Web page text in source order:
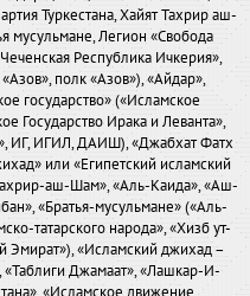
Туркестана, Хайят Тахрир аш-
мусульмане, Легион «Свобода
Республика Ичкерия»,
полк «Азов»), «Айдар»,
государство» («Исламское
Государство Ирака и Леванта»,
ИГ, ИГИЛ, ДАИШ), «Джабхат Фатх
или «Египетский исламский
аш-Шам», «Аль-Каида», «Аш-
«Братья-мусульмане» («Аль-
татарского народа», «Хизб ут-
Эмират»), «Исламский джихад –
Джамаат», «Лашкар-И-